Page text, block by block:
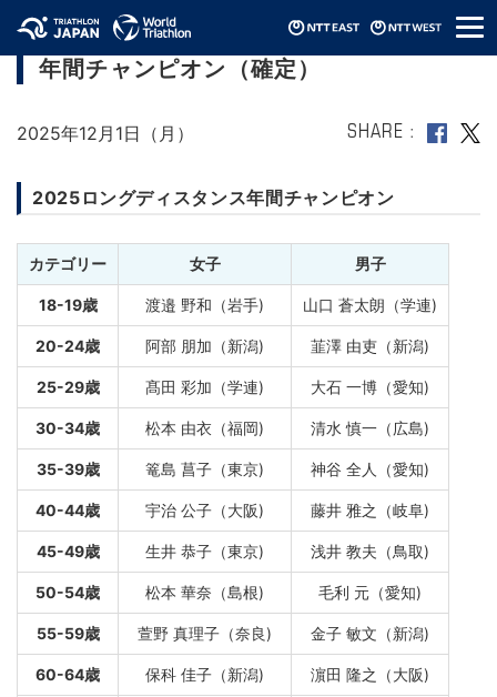
メ
ニ
【2025エイジNCS】ロングディスタンス
年間チャンピオン（確定）
2025年12月1日（月） SHARE
2025ロングディスタンス年間チャンピオン
カテゴリー 女子 男子
18-19歳 渡邉 野和（岩手) 山口 蒼太朗（学連)
20-24歳 阿部 朋加（新潟) 韮澤 由吏（新潟)
25-29歳 髙田 彩加（学連) 大石 一博（愛知)
30-34歳 松本 由衣（福岡) 清水 慎一（広島)
35-39歳 篭島 菖子（東京) 神谷 全人（愛知)
40-44歳 宇治 公子（大阪) 藤井 雅之（岐阜)
45-49歳 生井 恭子（東京) 浅井 教夫（鳥取)
50-54歳 松本 華奈（島根) 毛利 元（愛知)
55-59歳 萱野 真理子（奈良) 金子 敏文（新潟)
60-64歳 保科 佳子（新潟) 濵田 隆之（大阪)